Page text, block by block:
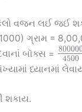
વજન લઈ જઈ
ગ્રામ =
બૉક્સ =
4500
ધ્યાનમાં
શકાય.